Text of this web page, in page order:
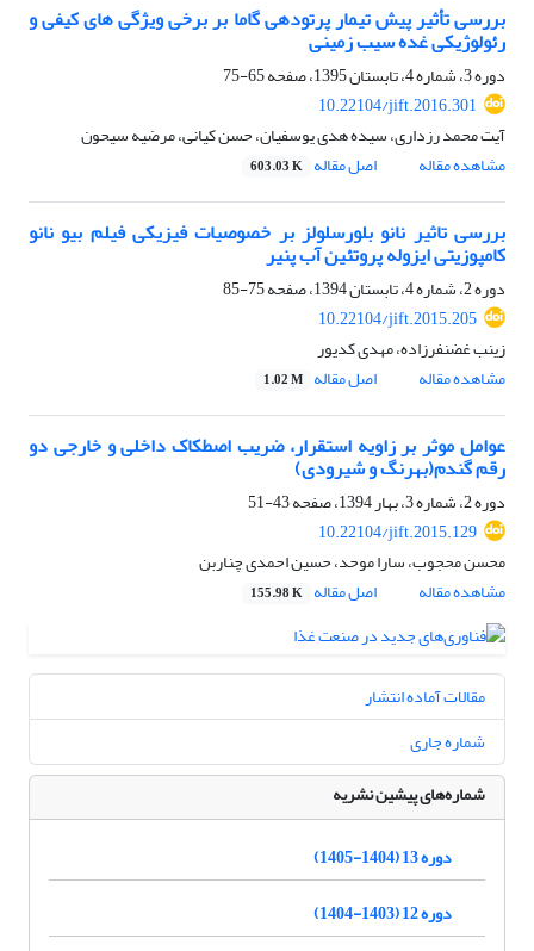
بررسی تأثیر پیش تیمار پرتودهی گاما بر برخی ویژگی های کیفی و
رئولوژیکی غده سیب زمینی
دوره 3، شماره 4، تابستان 1395، صفحه
65-75
10.22104/jift.2016.301
آیت محمد رزداری، سیده هدی یوسفیان، حسن کیانی، مرضیه سیحون
مشاهده مقاله
اصل مقاله 603.03 K
بررسی تاثیر نانو بلورسلولز بر خصوصیات فیزیکی فیلم بیو نانو
کامپوزیتی ایزوله پروتئین آب پنیر
دوره 2، شماره 4، تابستان 1394، صفحه
75-85
10.22104/jift.2015.205
زینب غضنفرزاده، مهدی کدیور
مشاهده مقاله
اصل مقاله 1.02 M
عوامل موثر بر زاویه استقرار، ضریب اصطکاک داخلی و خارجی دو
رقم گندم(بهرنگ و شیرودی)
دوره 2، شماره 3، بهار 1394، صفحه
43-51
10.22104/jift.2015.129
محسن محجوب، سارا موحد، حسین احمدی چناربن
مشاهده مقاله
اصل مقاله 155.98 K
مقالات آماده انتشار
شماره جاری
شماره‌های پیشین نشریه
دوره 13 (1404-1405)
دوره 12 (1403-1404)